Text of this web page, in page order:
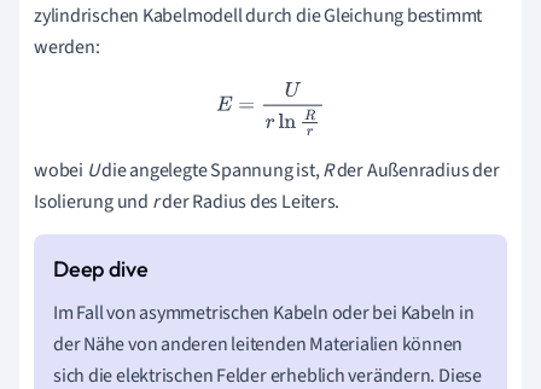
zylindrischen Kabelmodell durch die Gleichung bestimmt
werden:
E= UrlnRr
wobei Udie angelegte Spannung ist,Rder Außenradius der
Isolierung und rder Radius des Leiters.
Im Fall von asymmetrischen Kabeln oder bei Kabeln in
der Nähe von anderen leitenden Materialien können
sich die elektrischen Felder erheblich verändern. Diese